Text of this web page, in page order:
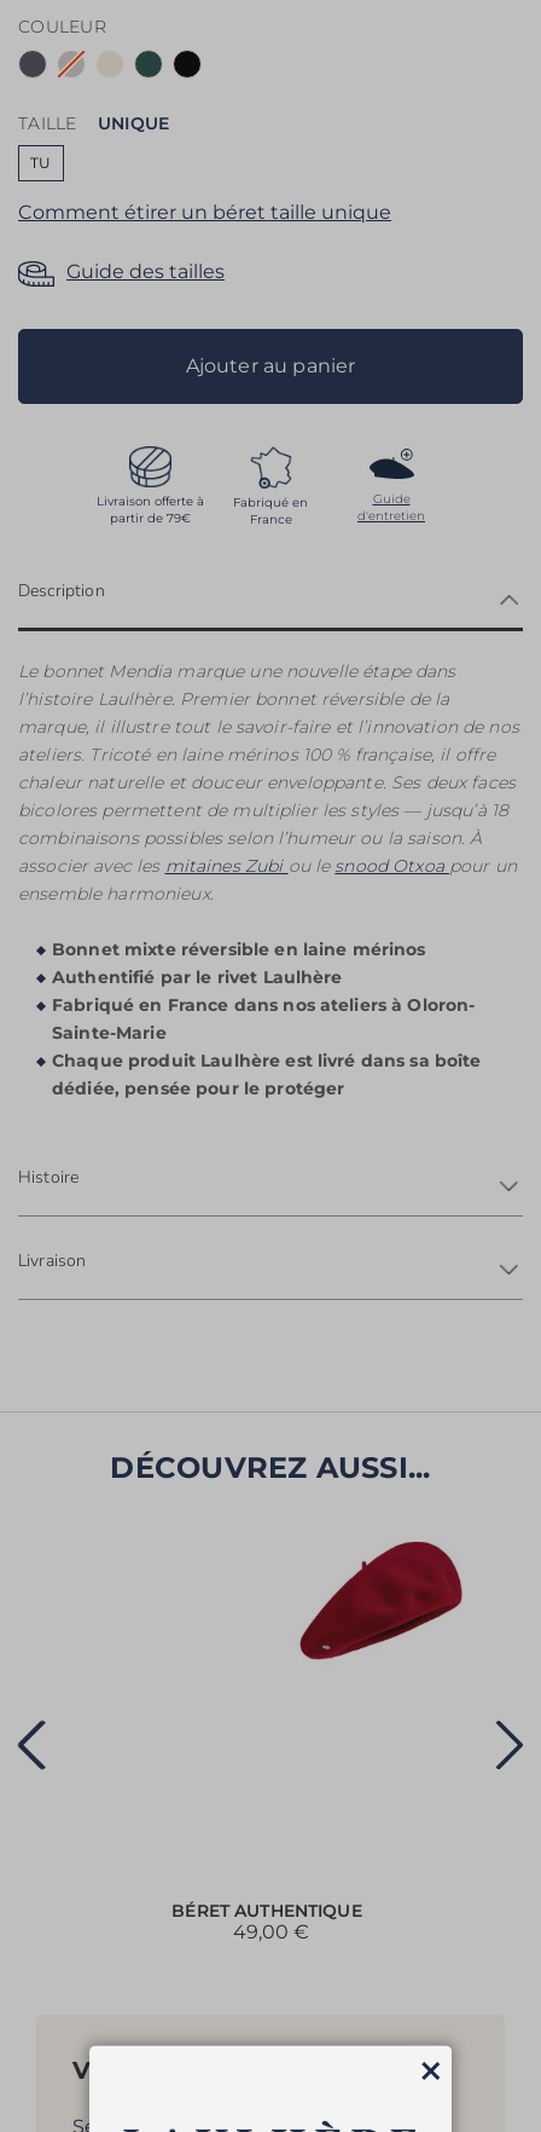
COULEUR
TAILLE UNIQUE
TU
Comment étirer un béret taille unique
Guide des tailles
Ajouter au panier
Livraison offerte à
partir de 79€
Fabriqué en
France
Guide
d'entretien
gallery
Description
Le bonnet Mendia marque une nouvelle étape dans
l’histoire Laulhère. Premier bonnet réversible de la
marque, il illustre tout le savoir-faire et l’innovation de nos
ateliers. Tricoté en laine mérinos 100 % française, il offre
chaleur naturelle et douceur enveloppante. Ses deux faces
bicolores permettent de multiplier les styles — jusqu’à 18
combinaisons possibles selon l’humeur ou la saison. À
associer avec les mitaines Zubi ou le snood Otxoa pour un
ensemble harmonieux.
Bonnet mixte réversible en laine mérinos
Authentifié par le rivet Laulhère
Fabriqué en France dans nos ateliers à Oloron-
Sainte-Marie
Chaque produit Laulhère est livré dans sa boîte
dédiée, pensée pour le protéger
Histoire
Livraison
DÉCOUVREZ AUSSI...
BÉRET AUTHENTIQUE
49,00 €
Vous aimerez aussi...
Sélection de bérets pour femme